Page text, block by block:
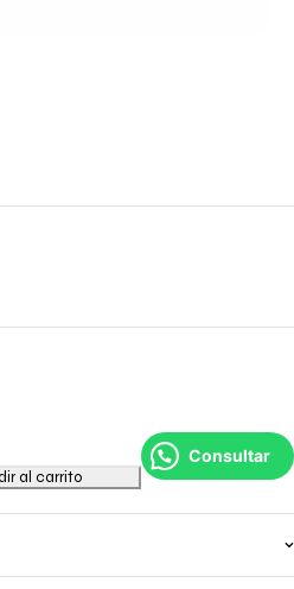
al carrito
Consultar